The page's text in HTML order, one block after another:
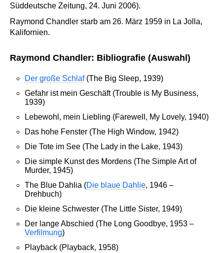
Süddeutsche Zeitung, 24. Juni 2006).
Raymond Chandler starb am 26. März 1959 in La Jolla,
Kalifornien.
Raymond Chandler: Bibliografie (Auswahl)
Der große Schlaf(The Big Sleep, 1939)
Gefahr ist mein Geschäft (Trouble is My Business,
1939)
Lebewohl, mein Liebling (Farewell, My Lovely, 1940)
Das hohe Fenster (The High Window, 1942)
Die Tote im See (The Lady in the Lake, 1943)
Die simple Kunst des Mordens (The Simple Art of
Murder, 1945)
The Blue Dahlia (Die blaue Dahlie, 1946 –
Drehbuch)
Die kleine Schwester (The Little Sister, 1949)
Der lange Abschied (The Long Goodbye, 1953 –
Verfilmung)
Playback (Playback, 1958)